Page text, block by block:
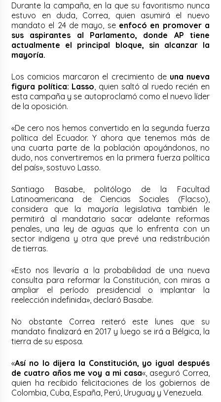
Durante la campaña, en la que su favoritismo nunca
estuvo en duda, Correa, quien asumirá el nuevo
mandato el 24 de mayo, seenfocó en promover a
sus aspirantes al Parlamento, donde AP tiene
actualmente el principal bloque, sin alcanzar la
mayoría.
Los comicios marcaron el crecimiento de una nueva
figura política: Lasso, quien saltó al ruedo recién en
esta campaña y se autoproclamó como el nuevo líder
de la oposición.
«De cero nos hemos convertido en la segunda fuerza
política del Ecuador. Y ahora que tenemos más de
una cuarta parte de la población apoyándonos, no
dudo, nos convertiremos en la primera fuerza política
del país», sostuvo Lasso.
Santiago Basabe, politólogo de la Facultad
Latinoamericana de Ciencias Sociales (Flacso),
considera que la mayoría legislativa también le
permitirá al mandatario sacar adelante reformas
penales, una ley de aguas que lo enfrenta con un
sector indígena y otra que prevé una redistribución
de tierras.
«Esto nos llevaría a la probabilidad de una nueva
consulta para reformar la Constitución, con miras a
ampliar el período presidencial o implantar la
reelección indefinida», declaró Basabe.
No obstante Correa reiteró este lunes que su
mandato finalizará en 2017 y luego se irá a Bélgica, la
tierra de su esposa.
«Así no lo dijera la Constitución, yo igual después
de cuatro años me voy a mi casa«, aseguró Correa,
quien ha recibido felicitaciones de los gobiernos de
Colombia, Cuba, España, Perú, Uruguay y Venezuela.